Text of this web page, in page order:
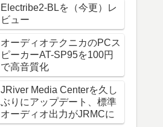
Electribe2-BLを（今更）レ
ビュー
オーディオテクニカのPCス
ピーカーAT-SP95を100円
で高音質化
JRiver Media Centerを久し
ぶりにアップデート、標準
オーディオ出力がJRMCに